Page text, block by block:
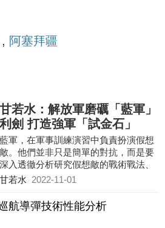
, 阿塞拜疆
甘若水：解放軍磨礪「藍軍」
利劍 打造強軍「試金石」
藍軍，在軍事訓練演習中負責扮演假想
敵。他們並非只是簡單的對抗，而是要
深入透徹分析研究假想敵的戰術戰法、
武器裝備，對未來戰場上可能的對抗角
因此，藍軍被譽為軍隊戰鬥力的「試金
石」「磨刀石」。
甘若水 2022-11-01
航導彈技術性能分析